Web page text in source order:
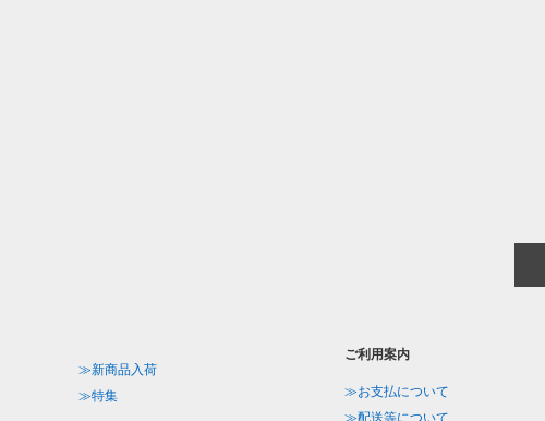
≫新商品入荷
≫特集
ご利用案内
≫お支払について
≫配送等について